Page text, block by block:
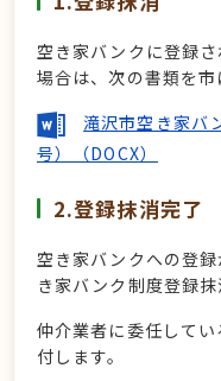
空き家バンクに登録
場合は、次の書類を市
滝沢市空き家バ
号）（DOCX）
2.登録抹消完了
空き家バンクへの登
き家バンク制度登録抹
仲介業者に委任して
付します。